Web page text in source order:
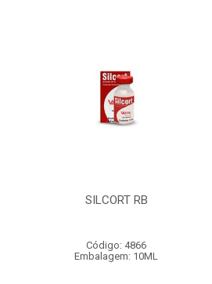
SILCORT RB
Código: 4866
Embalagem: 10ML